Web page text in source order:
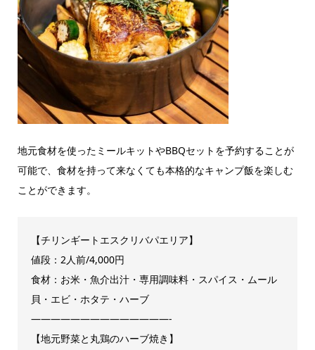
地元食材を使ったミールキットやBBQセットを予約することが
可能で、食材を持って来なくても本格的なキャンプ飯を楽しむ
ことができます。
【チリンギートエスクリバパエリア】
値段：2人前/4,000円
食材：お米・魚介出汁・専用調味料・スパイス・ムール
貝・エビ・ホタテ・ハーブ
——————————————-
【地元野菜と丸鶏のハーブ焼き】